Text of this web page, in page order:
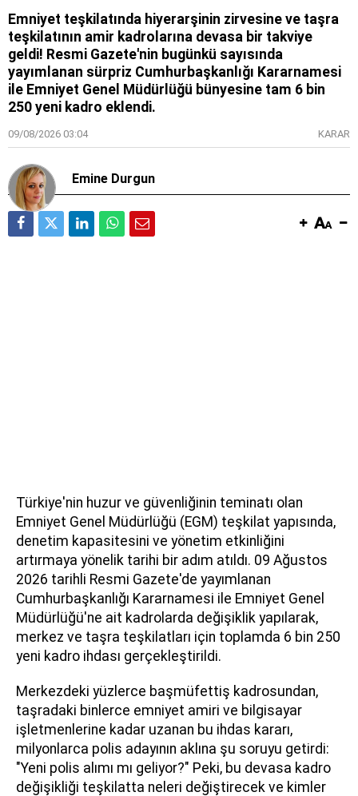
Emniyet teşkilatında hiyerarşinin zirvesine ve taşra
teşkilatının amir kadrolarına devasa bir takviye
geldi! Resmi Gazete'nin bugünkü sayısında
yayımlanan sürpriz Cumhurbaşkanlığı Kararnamesi
ile Emniyet Genel Müdürlüğü bünyesine tam 6 bin
250 yeni kadro eklendi.
09/08/2026 03:04 KARAR
Emine Durgun
Türkiye'nin huzur ve güvenliğinin teminatı olan
Emniyet Genel Müdürlüğü (EGM) teşkilat yapısında,
denetim kapasitesini ve yönetim etkinliğini
artırmaya yönelik tarihi bir adım atıldı. 09 Ağustos
2026 tarihli Resmi Gazete'de yayımlanan
Cumhurbaşkanlığı Kararnamesi ile Emniyet Genel
Müdürlüğü'ne ait kadrolarda değişiklik yapılarak,
merkez ve taşra teşkilatları için toplamda 6 bin 250
yeni kadro ihdası gerçekleştirildi.
Merkezdeki yüzlerce başmüfettiş kadrosundan,
taşradaki binlerce emniyet amiri ve bilgisayar
işletmenlerine kadar uzanan bu ihdas kararı,
milyonlarca polis adayının aklına şu soruyu getirdi:
"Yeni polis alımı mı geliyor?" Peki, bu devasa kadro
değişikliği teşkilatta neleri değiştirecek ve kimler